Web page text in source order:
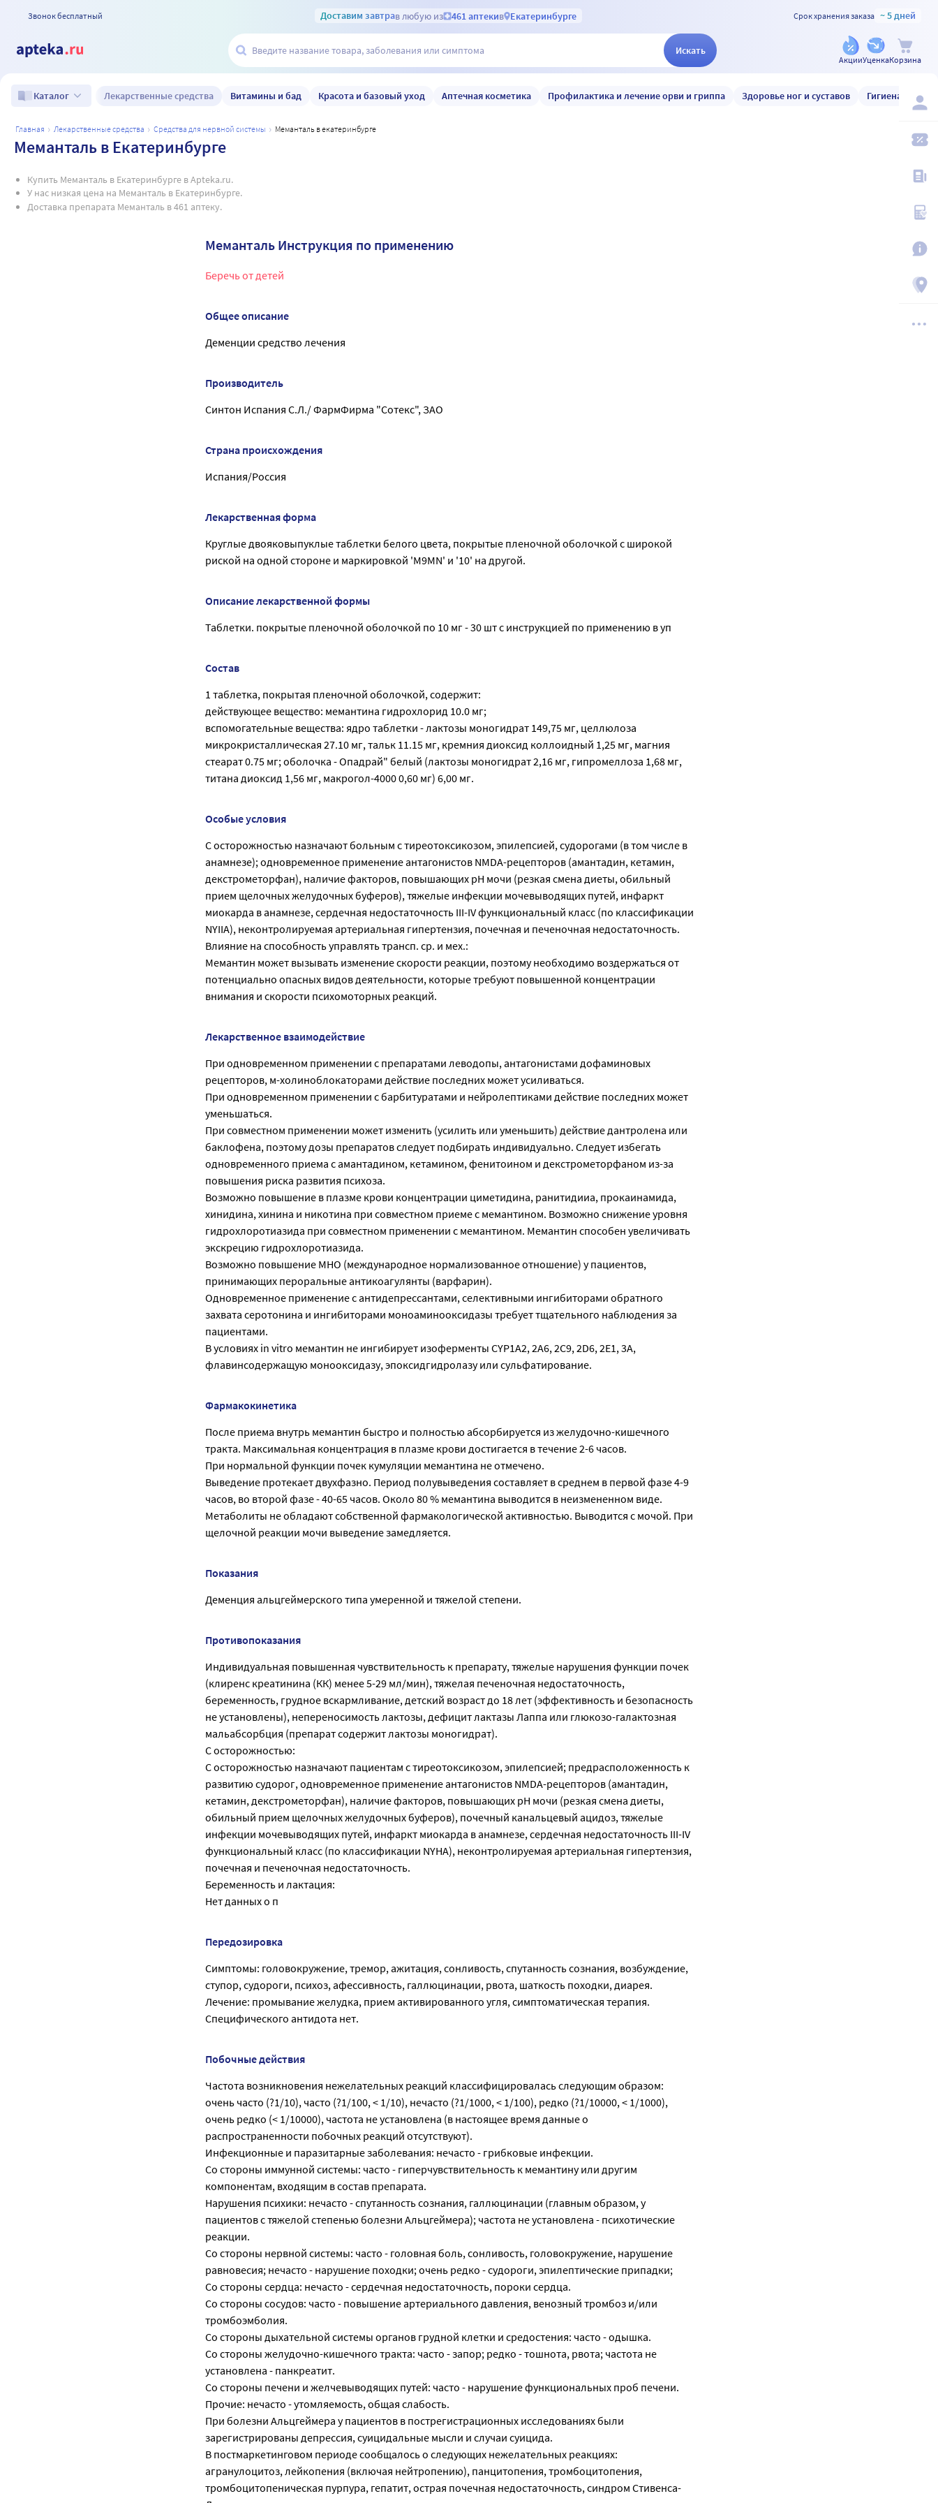
Звонок бесплатный Доставим завтрав любую из 461 аптекив Екатеринбурге Срок хранения заказа ~ 5 дней
Искать
АкцииУценкаКорзина
Каталог Лекарственные средства Витамины и бад Красота и базовый уход Аптечная косметика Профилактика и лечение орви и гриппа Здоровье ног и суставов Гигиена и уход
главная лекарственные средства средства для нервной системы меманталь в екатеринбурге
Меманталь в Екатеринбурге
Купить Меманталь в Екатеринбурге в Apteka.ru.
У нас низкая цена на Меманталь в Екатеринбурге.
Доставка препарата Меманталь в 461 аптеку.
Меманталь Инструкция по применению
Беречь от детей
Общее описание
Деменции средство лечения
Производитель
Синтон Испания С.Л./ ФармФирма "Сотекс", ЗАО
Страна происхождения
Испания/Россия
Лекарственная форма
Круглые двояковыпуклые таблетки белого цвета, покрытые пленочной оболочкой с широкой
риской на одной стороне и маркировкой 'M9MN' и '10' на другой.
Описание лекарственной формы
Таблетки. покрытые пленочной оболочкой по 10 мг - 30 шт с инструкцией по применению в уп
Состав
1 таблетка, покрытая пленочной оболочкой, содержит:
действующее вещество: мемантина гидрохлорид 10.0 мг;
вспомогательные вещества: ядро таблетки - лактозы моногидрат 149,75 мг, целлюлоза
микрокристаллическая 27.10 мг, тальк 11.15 мг, кремния диоксид коллоидный 1,25 мг, магния
стеарат 0.75 мг; оболочка - Опадрай" белый (лактозы моногидрат 2,16 мг, гипромеллоза 1,68 мг,
титана диоксид 1,56 мг, макрогол-4000 0,60 мг) 6,00 мг.
Особые условия
С осторожностью назначают больным с тиреотоксикозом, эпилепсией, судорогами (в том числе в
анамнезе); одновременное применение антагонистов NMDA-рецепторов (амантадин, кетамин,
декстрометорфан), наличие факторов, повышающих pH мочи (резкая смена диеты, обильный
прием щелочных желудочных буферов), тяжелые инфекции мочевыводящих путей, инфаркт
миокарда в анамнезе, сердечная недостаточность III-IV функциональный класс (по классификации
NYIIA), неконтролируемая артериальная гипертензия, почечная и печеночная недостаточность.
Влияние на способность управлять трансп. ср. и мех.:
Мемантин может вызывать изменение скорости реакции, поэтому необходимо воздержаться от
потенциально опасных видов деятельности, которые требуют повышенной концентрации
внимания и скорости психомоторных реакций.
Лекарственное взаимодействие
При одновременном применении с препаратами леводопы, антагонистами дофаминовых
рецепторов, м-холиноблокаторами действие последних может усиливаться.
При одновременном применении с барбитуратами и нейролептиками действие последних может
уменьшаться.
При совместном применении может изменить (усилить или уменьшить) действие дантролена или
баклофена, поэтому дозы препаратов следует подбирать индивидуально. Следует избегать
одновременного приема с амантадином, кетамином, фенитоином и декстрометорфаном из-за
повышения риска развития психоза.
Возможно повышение в плазме крови концентрации циметидина, ранитидииа, прокаинамида,
хинидина, хинина и никотина при совместном приеме с мемантином. Возможно снижение уровня
гидрохлоротиазида при совместном применении с мемантином. Мемантин способен увеличивать
экскрецию гидрохлоротиазида.
Возможно повышение МНО (международное нормализованное отношение) у пациентов,
принимающих пероральные антикоагулянты (варфарин).
Одновременное применение с антидепрессантами, селективными ингибиторами обратного
захвата серотонина и ингибиторами моноаминооксидазы требует тщательного наблюдения за
пациентами.
В условиях in vitro мемантин не ингибирует изоферменты CYP1A2, 2А6, 2С9, 2D6, 2Е1, 3А,
флавинсодержащую монооксидазу, эпоксидгидролазу или сульфатирование.
Фармакокинетика
После приема внутрь мемантин быстро и полностью абсорбируется из желудочно-кишечного
тракта. Максимальная концентрация в плазме крови достигается в течение 2-6 часов.
При нормальной функции почек кумуляции мемантина не отмечено.
Выведение протекает двухфазно. Период полувыведения составляет в среднем в первой фазе 4-9
часов, во второй фазе - 40-65 часов. Около 80 % мемантина выводится в неизмененном виде.
Метаболиты не обладают собственной фармакологической активностью. Выводится с мочой. При
щелочной реакции мочи выведение замедляется.
Показания
Деменция альцгеймерского типа умеренной и тяжелой степени.
Противопоказания
Индивидуальная повышенная чувствительность к препарату, тяжелые нарушения функции почек
(клиренс креатинина (КК) менее 5-29 мл/мин), тяжелая печеночная недостаточность,
беременность, грудное вскармливание, детский возраст до 18 лет (эффективность и безопасность
не установлены), непереносимость лактозы, дефицит лактазы Лаппа или глюкозо-галактозная
мальабсорбция (препарат содержит лактозы моногидрат).
С осторожностью:
С осторожностью назначают пациентам с тиреотоксикозом, эпилепсией; предрасположенность к
развитию судорог, одновременное применение антагонистов NMDA-рецепторов (амантадин,
кетамин, декстрометорфан), наличие факторов, повышающих pH мочи (резкая смена диеты,
обильный прием щелочных желудочных буферов), почечный канальцевый ацидоз, тяжелые
инфекции мочевыводящих путей, инфаркт миокарда в анамнезе, сердечная недостаточность III-IV
функциональный класс (по классификации NYHA), неконтролируемая артериальная гипертензия,
почечная и печеночная недостаточность.
Беременность и лактация:
Нет данных о п
Передозировка
Симптомы: головокружение, тремор, ажитация, сонливость, спутанность сознания, возбуждение,
ступор, судороги, психоз, афессивность, галлюцинации, рвота, шаткость походки, диарея.
Лечение: промывание желудка, прием активированного угля, симптоматическая терапия.
Специфического антидота нет.
Побочные действия
Частота возникновения нежелательных реакций классифицировалась следующим образом:
очень часто (?1/10), часто (?1/100, < 1/10), нечасто (?1/1000, < 1/100), редко (?1/10000, < 1/1000),
очень редко (< 1/10000), частота не установлена (в настоящее время данные о
распространенности побочных реакций отсутствуют).
Инфекционные и паразитарные заболевания: нечасто - грибковые инфекции.
Со стороны иммунной системы: часто - гиперчувствительность к мемантину или другим
компонентам, входящим в состав препарата.
Нарушения психики: нечасто - спутанность сознания, галлюцинации (главным образом, у
пациентов с тяжелой степенью болезни Альцгеймера); частота не установлена - психотические
реакции.
Со стороны нервной системы: часто - головная боль, сонливость, головокружение, нарушение
равновесия; нечасто - нарушение походки; очень редко - судороги, эпилептические припадки;
Со стороны сердца: нечасто - сердечная недостаточность, пороки сердца.
Со стороны сосудов: часто - повышение артериального давления, венозный тромбоз и/или
тромбоэмболия.
Со стороны дыхательной системы органов грудной клетки и средостения: часто - одышка.
Со стороны желудочно-кишечного тракта: часто - запор; редко - тошнота, рвота; частота не
установлена - панкреатит.
Со стороны печени и желчевыводящих путей: часто - нарушение функциональных проб печени.
Прочие: нечасто - утомляемость, общая слабость.
При болезни Альцгеймера у пациентов в пострегистрационных исследованиях были
зарегистрированы депрессия, суицидальные мысли и случаи суицида.
В постмаркетинговом периоде сообщалось о следующих нежелательных реакциях:
агранулоцитоз, лейкопения (включая нейтропению), панцитопения, тромбоцитопения,
тромбоцитопеническая пурпура, гепатит, острая почечная недостаточность, синдром Стивенса-